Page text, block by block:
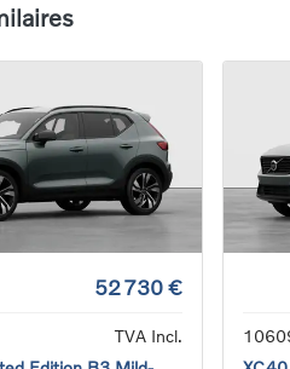
52 730 €
TVA Incl.